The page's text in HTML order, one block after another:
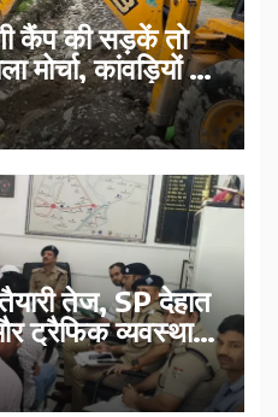
कैंप की सड़कें तो
मोर्चा, कांवड़ियों को
तेज, SP देहात
ट्रैफिक व्यवस्था